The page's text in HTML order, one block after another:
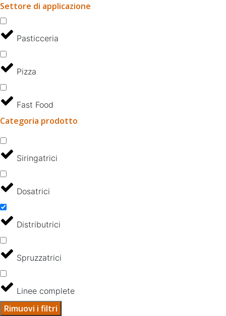
Settore di applicazione
Pasticceria
Pizza
Fast Food
Categoria prodotto
Siringatrici
Dosatrici
Distributrici
Spruzzatrici
Linee complete
Rimuovi i filtri